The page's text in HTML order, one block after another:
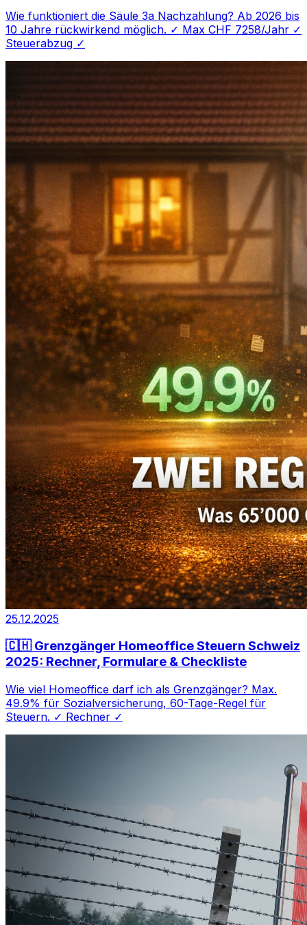
Wie funktioniert die Säule 3a Nachzahlung? Ab 2026 bis
10 Jahre rückwirkend möglich. ✓ Max CHF 7258/Jahr ✓
Steuerabzug ✓
25.12.2025
🇨🇭 Grenzgänger Homeoffice Steuern Schweiz
2025: Rechner, Formulare & Checkliste
Wie viel Homeoffice darf ich als Grenzgänger? Max.
49.9% für Sozialversicherung, 60-Tage-Regel für
Steuern. ✓ Rechner ✓